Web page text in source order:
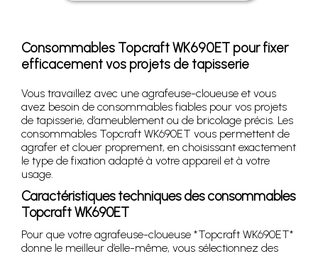
Consommables Topcraft WK690ET pour fixer
efficacement vos projets de tapisserie
Vous travaillez avec une agrafeuse-cloueuse et vous
avez besoin de consommables fiables pour vos projets
de tapisserie, d’ameublement ou de bricolage précis. Les
consommables Topcraft WK690ET vous permettent de
agrafer et clouer proprement, en choisissant exactement
le type de fixation adapté à votre appareil et à votre
usage.
Caractéristiques techniques des consommables
Topcraft WK690ET
Pour que votre agrafeuse-cloueuse *Topcraft WK690ET*
donne le meilleur d’elle-même, vous sélectionnez des